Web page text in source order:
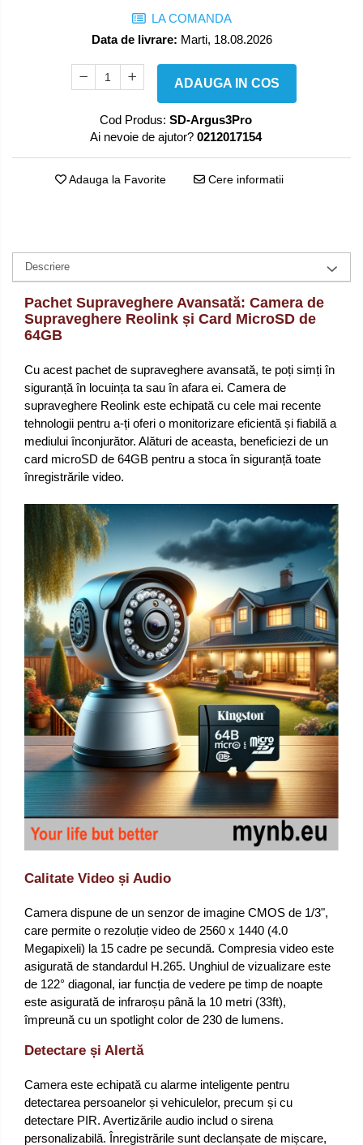
LA COMANDA
Data de livrare: Marti, 18.08.2026
ADAUGA IN COS
Cod Produs: SD-Argus3Pro
Ai nevoie de ajutor? 0212017154
Adauga la Favorite Cere informatii
Descriere
Pachet Supraveghere Avansată: Camera de
Supraveghere Reolink și Card MicroSD de
64GB
Cu acest pachet de supraveghere avansată, te poți simți în
siguranță în locuința ta sau în afara ei. Camera de
supraveghere Reolink este echipată cu cele mai recente
tehnologii pentru a-ți oferi o monitorizare eficientă și fiabilă a
mediului înconjurător. Alături de aceasta, beneficiezi de un
card microSD de 64GB pentru a stoca în siguranță toate
înregistrările video.
Calitate Video și Audio
Camera dispune de un senzor de imagine CMOS de 1/3",
care permite o rezoluție video de 2560 x 1440 (4.0
Megapixeli) la 15 cadre pe secundă. Compresia video este
asigurată de standardul H.265. Unghiul de vizualizare este
de 122° diagonal, iar funcția de vedere pe timp de noapte
este asigurată de infraroșu până la 10 metri (33ft),
împreună cu un spotlight color de 230 de lumens.
Detectare și Alertă
Camera este echipată cu alarme inteligente pentru
detectarea persoanelor și vehiculelor, precum și cu
detectare PIR. Avertizările audio includ o sirena
personalizabilă. Înregistrările sunt declanșate de mișcare,